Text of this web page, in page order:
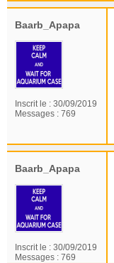
Baarb_Apapa
Inscrit le : 30/09/2019
Messages : 769
Baarb_Apapa
Inscrit le : 30/09/2019
Messages : 769